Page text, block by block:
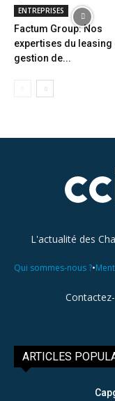
ENTREPRISES
Factum Group: Nos
expertises du leasing
gestion de...
L'actualité des
Qui sommes-nous ?•
ARTICLES